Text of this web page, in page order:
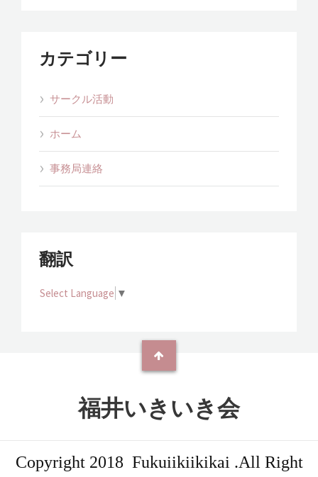
カテゴリー
サークル活動
ホーム
事務局連絡
翻訳
Select Language ▼
福井いきいき会
Copyright 2018 Fukuiikiikikai .All Right